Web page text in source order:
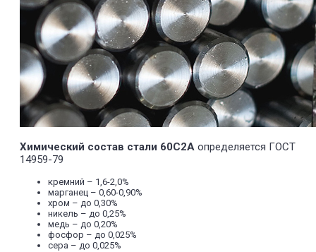
Химический состав стали 60С2А определяется ГОСТ
14959-79
кремний – 1,6-2,0%
марганец – 0,60-0,90%
хром – до 0,30%
никель – до 0,25%
медь – до 0,20%
фосфор – до 0,025%
сера – до 0,025%